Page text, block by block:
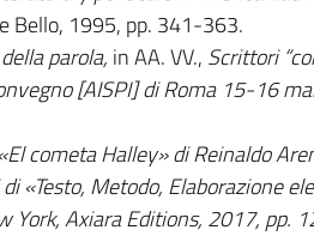
Bello, 1995, pp. 341-363.
parola, in AA. VV., Scrittori
[AISPI] di Roma 15-16
cometa Halley» di Reinaldo
«Testo, Metodo, Elaborazione
York, Axiara Editions, 2017, pp.